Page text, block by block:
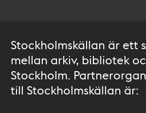
Stockholmskällan är ett
mellan arkiv, bibliotek
Stockholm.
till Stockholmskällan är: